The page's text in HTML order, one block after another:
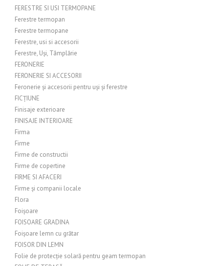
FERESTRE SI USI TERMOPANE
Ferestre termopan
Ferestre termopane
Ferestre, usi si accesorii
Ferestre, Uși, Tâmplărie
FERONERIE
FERONERIE SI ACCESORII
Feronerie și accesorii pentru uși și ferestre
FICȚIUNE
Finisaje exterioare
FINISAJE INTERIOARE
Firma
Firme
Firme de constructii
Firme de copertine
FIRME SI AFACERI
Firme și companii locale
Flora
Foișoare
FOISOARE GRADINA
Foișoare lemn cu grătar
FOISOR DIN LEMN
Folie de protecție solară pentru geam termopan